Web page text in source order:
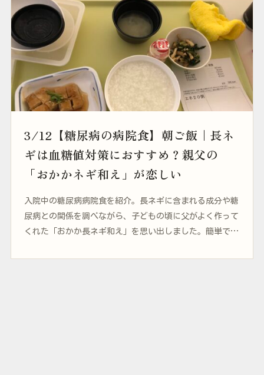
3/12【糖尿病の病院食】朝ご飯｜長ネ
ギは血糖値対策におすすめ？親父の
「おかかネギ和え」が恋しい
入院中の糖尿病病院食を紹介。長ネギに含まれる成分や糖
尿病との関係を調べながら、子どもの頃に父がよく作って
くれた「おかか長ネギ和え」を思い出しました。簡単で美